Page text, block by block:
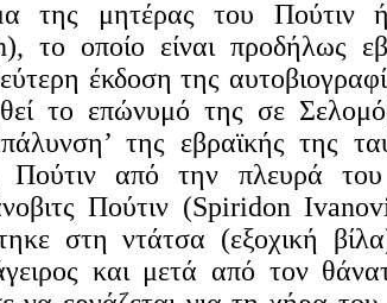
της μητέρας του Πούτιν
το οποίο είναι προδήλως
έκδοση της
το επώνυμό της σε
της εβραϊκής της
Πούτιν από την πλευρά
Πούτιν (Spiridon
στη ντάτσα (εξοχική
και μετά από τον